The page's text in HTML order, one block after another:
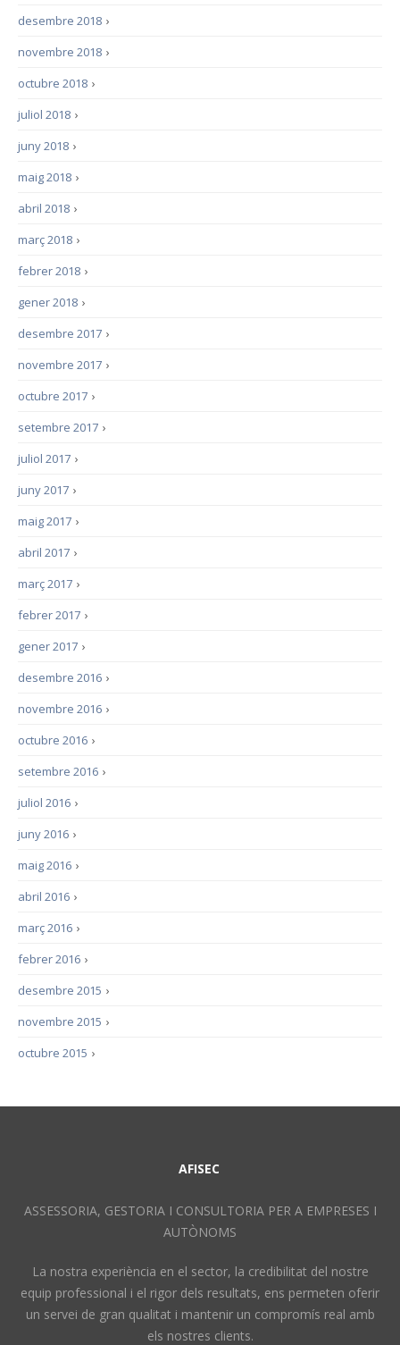
›
desembre 2018
›
novembre 2018
›
octubre 2018
›
juliol 2018
›
juny 2018
›
maig 2018
›
abril 2018
›
març 2018
›
febrer 2018
›
gener 2018
›
desembre 2017
›
novembre 2017
›
octubre 2017
›
setembre 2017
›
juliol 2017
›
juny 2017
›
maig 2017
›
abril 2017
›
març 2017
›
febrer 2017
›
gener 2017
›
desembre 2016
›
novembre 2016
›
octubre 2016
›
setembre 2016
›
juliol 2016
›
juny 2016
›
maig 2016
›
abril 2016
›
març 2016
›
febrer 2016
›
desembre 2015
›
novembre 2015
›
octubre 2015
AFISEC
ASSESSORIA, GESTORIA I CONSULTORIA PER A EMPRESES I
AUTÒNOMS
La nostra experiència en el sector, la credibilitat del nostre
equip professional i el rigor dels resultats, ens permeten oferir
un servei de gran qualitat i mantenir un compromís real amb
els nostres clients.